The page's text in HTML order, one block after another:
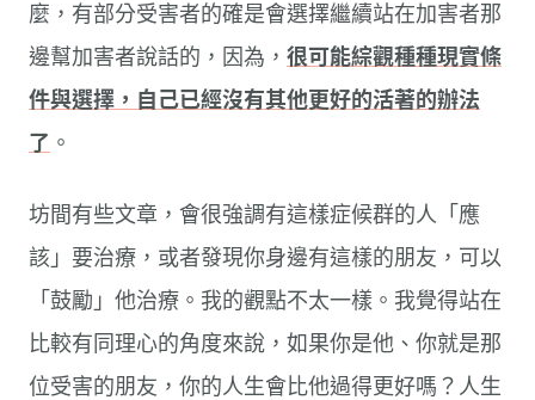
麼，有部分受害者的確是會選擇繼續站在加害者那
邊幫加害者說話的，因為， 很可能綜觀種種現實條
件與選擇，自己已經沒有其他更好的活著的辦法
了 。
坊間有些文章，會很強調有這樣症候群的人「應
該」要治療，或者發現你身邊有這樣的朋友，可以
「鼓勵」他治療。我的觀點不太一樣。我覺得站在
比較有同理心的角度來說，如果你是他、你就是那
位受害的朋友，你的人生會比他過得更好嗎？人生